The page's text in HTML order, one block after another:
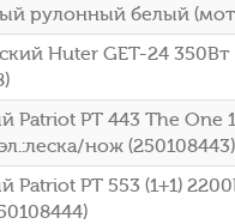
рулонный белый
Huter GET-24 350Вт
PT 443 The One
нож (250108443)
PT 553 (1+1)